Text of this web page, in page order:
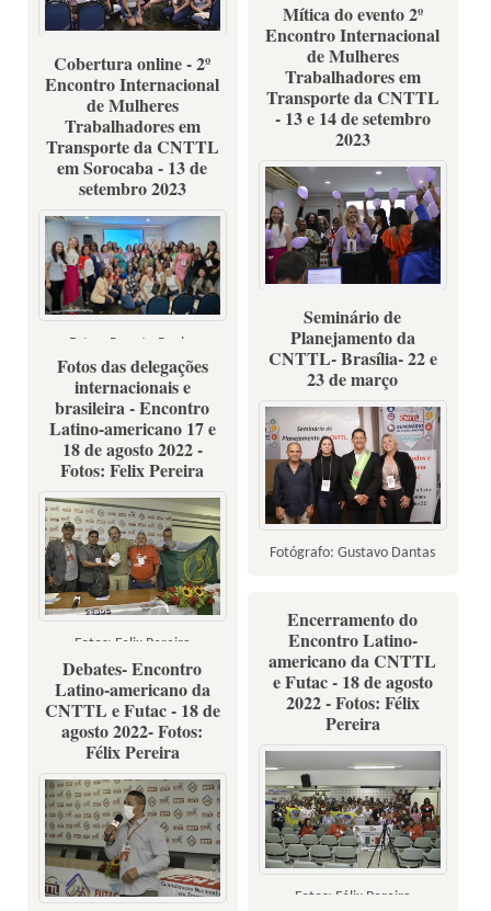
Fotos: Renata Rocha
Fotos: Renata Rocha
Mítica do evento 2º
Encontro Internacional
de Mulheres
Trabalhadores em
Transporte da CNTTL
- 13 e 14 de setembro
2023
Fotos: Renata Rocha
Cobertura online - 2º
Encontro Internacional
de Mulheres
Trabalhadores em
Transporte da CNTTL
em Sorocaba - 13 de
setembro 2023
Fotos: Renata Rocha
Seminário de
Planejamento da
CNTTL- Brasília- 22 e
23 de março
Fotógrafo: Gustavo Dantas
Fotos das delegações
internacionais e
brasileira - Encontro
Latino-americano 17 e
18 de agosto 2022 -
Fotos: Felix Pereira
Fotos: Felix Pereira
Encerramento do
Encontro Latino-
americano da CNTTL
e Futac - 18 de agosto
2022 - Fotos: Félix
Pereira
Fotos: Félix Pereira
Debates- Encontro
Latino-americano da
CNTTL e Futac - 18 de
agosto 2022- Fotos:
Félix Pereira